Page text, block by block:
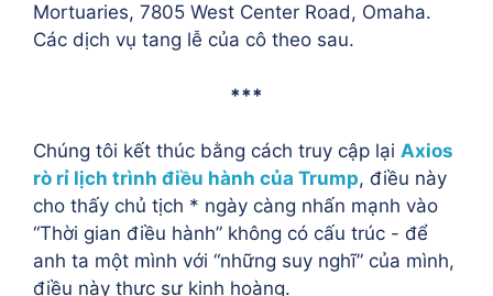
Mortuaries, 7805 West Center Road, Omaha.
Các dịch vụ tang lễ của cô theo sau.
***
Chúng tôi kết thúc bằng cách truy cập lại Axios
rò rỉ lịch trình điều hành của Trump, điều này
cho thấy chủ tịch * ngày càng nhấn mạnh vào
“Thời gian điều hành” không có cấu trúc - để
anh ta một mình với “những suy nghĩ” của mình,
điều này thực sự kinh hoàng.